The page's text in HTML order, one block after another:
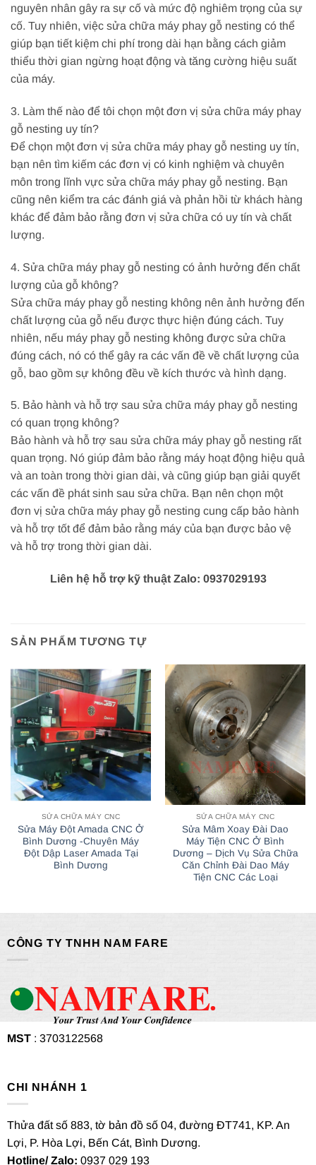
nguyên nhân gây ra sự cố và mức độ nghiêm trọng của sự
cố. Tuy nhiên, việc sửa chữa máy phay gỗ nesting có thể
giúp bạn tiết kiệm chi phí trong dài hạn bằng cách giảm
thiểu thời gian ngừng hoạt động và tăng cường hiệu suất
của máy.
3. Làm thế nào để tôi chọn một đơn vị sửa chữa máy phay
gỗ nesting uy tín?
Để chọn một đơn vị sửa chữa máy phay gỗ nesting uy tín,
bạn nên tìm kiếm các đơn vị có kinh nghiệm và chuyên
môn trong lĩnh vực sửa chữa máy phay gỗ nesting. Bạn
cũng nên kiểm tra các đánh giá và phản hồi từ khách hàng
khác để đảm bảo rằng đơn vị sửa chữa có uy tín và chất
lượng.
4. Sửa chữa máy phay gỗ nesting có ảnh hưởng đến chất
lượng của gỗ không?
Sửa chữa máy phay gỗ nesting không nên ảnh hưởng đến
chất lượng của gỗ nếu được thực hiện đúng cách. Tuy
nhiên, nếu máy phay gỗ nesting không được sửa chữa
đúng cách, nó có thể gây ra các vấn đề về chất lượng của
gỗ, bao gồm sự không đều về kích thước và hình dạng.
5. Bảo hành và hỗ trợ sau sửa chữa máy phay gỗ nesting
có quan trọng không?
Bảo hành và hỗ trợ sau sửa chữa máy phay gỗ nesting rất
quan trọng. Nó giúp đảm bảo rằng máy hoạt động hiệu quả
và an toàn trong thời gian dài, và cũng giúp bạn giải quyết
các vấn đề phát sinh sau sửa chữa. Bạn nên chọn một
đơn vị sửa chữa máy phay gỗ nesting cung cấp bảo hành
và hỗ trợ tốt để đảm bảo rằng máy của bạn được bảo vệ
và hỗ trợ trong thời gian dài.
Liên hệ hỗ trợ kỹ thuật Zalo: 0937029193
SẢN PHẨM TƯƠNG TỰ
SỬA CHỮA MÁY CNC
Sửa Máy Đột Amada CNC Ở
Bình Dương -Chuyên Máy
Đột Dập Laser Amada Tại
Bình Dương
SỬA CHỮA MÁY CNC
Sửa Mâm Xoay Đài Dao
Máy Tiện CNC Ở Bình
Dương – Dịch Vụ Sửa Chữa
Căn Chỉnh Đài Dao Máy
Tiện CNC Các Loại
CÔNG TY TNHH NAM FARE
MST: 3703122568
CHI NHÁNH 1
Thửa đất số 883, tờ bản đồ số 04, đường ĐT741, KP. An
Lợi, P. Hòa Lợi, Bến Cát, Bình Dương.
Hotline/ Zalo: 0937 029 193